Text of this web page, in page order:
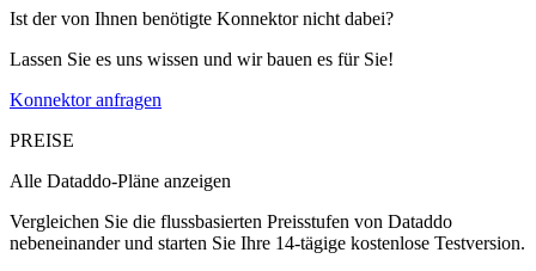
Ist der von Ihnen benötigte Konnektor nicht dabei?
Lassen Sie es uns wissen und wir bauen es für Sie!
Konnektor anfragen
PREISE
Alle Dataddo-Pläne anzeigen
Vergleichen Sie die flussbasierten Preisstufen von Dataddo
nebeneinander und starten Sie Ihre 14-tägige kostenlose Testversion.